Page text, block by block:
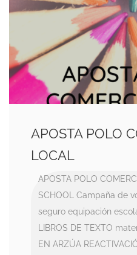
APOSTA POLO
LOCAL
APOSTA POLO
SCHOOL
Campaña de
seguro equipación
LIBROS DE TEXTO
EN ARZÚA